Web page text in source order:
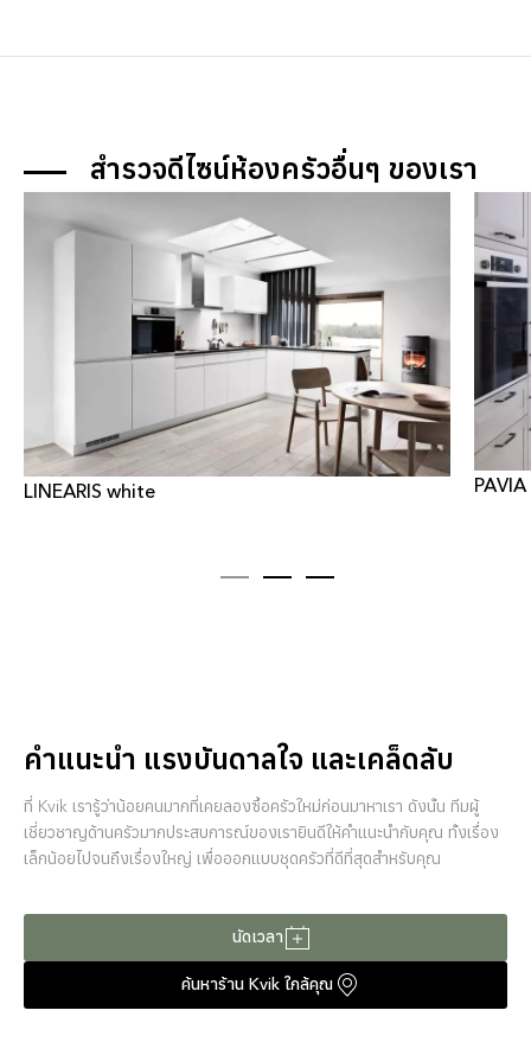
สำรวจดีไซน์ห้องครัวอื่นๆ ของเรา
LINEARIS white
คำแนะนำ แรงบันดาลใจ และเคล็ดลับ
ที่ Kvik เรารู้ว่าน้อยคนมากที่เคยลองซื้อครัวใหม่ก่อนมาหาเรา ดังนั้น ทีมผู้
เชี่ยวชาญด้านครัวมากประสบการณ์ของเรายินดีให้คำแนะนำกับคุณ ทั้งเรื่อง
เล็กน้อยไปจนถึงเรื่องใหญ่ เพื่อออกแบบชุดครัวที่ดีที่สุดสำหรับคุณ
นัดเวลา
ค้นหาร้าน Kvik ใกล้คุณ